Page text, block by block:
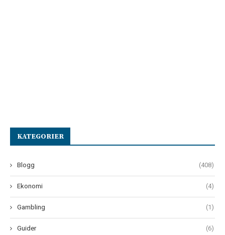
KATEGORIER
Blogg (408)
Ekonomi (4)
Gambling (1)
Guider (6)